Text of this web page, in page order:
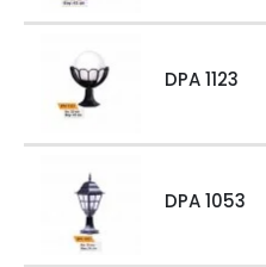
DPA 1123
DPA 1053